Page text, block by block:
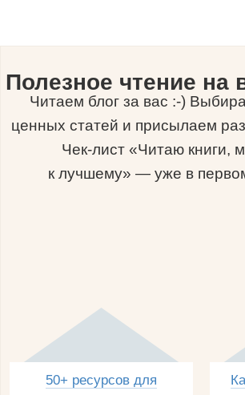
Полезное чтение на
Читаем блог за вас :-)
ценных статей и присылаем
Чек-лист «Читаю книги,
к лучшему» — уже в
50+ ресурсов для